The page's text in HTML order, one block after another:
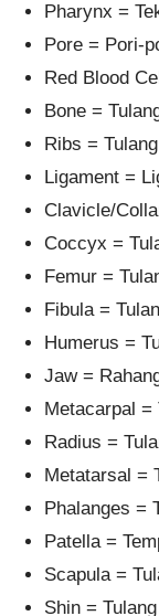
Pharynx =
Pore = Pori-
Red Blood
Bone =
Ribs =
Ligament =
Clavicle/
Coccyx =
Femur =
Fibula =
Humerus =
Jaw =
Metacarpal =
Radius =
Metatarsal =
Phalanges =
Patella =
Scapula =
Shin =